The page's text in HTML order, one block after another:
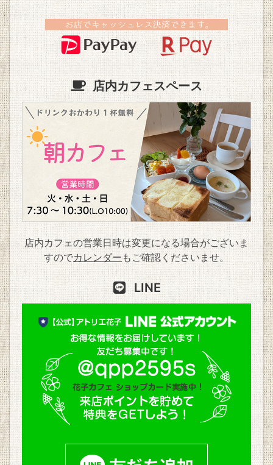
店内カフェスペース
店内カフェの営業日時は変更になる場合がございま
すのでカレンダーもご確認くださいませ。
LINE